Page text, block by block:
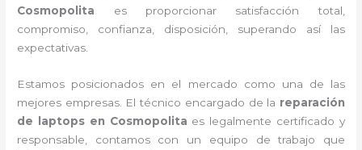
Cosmopolita es proporcionar satisfacción total,
compromiso, confianza, disposición, superando así las
expectativas.
Estamos posicionados en el mercado como una de las
mejores empresas. El técnico encargado de la reparación
de laptops en Cosmopolita es legalmente certificado y
responsable, contamos con un equipo de trabajo que